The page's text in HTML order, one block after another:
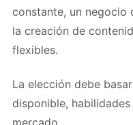
constante, un negocio
la creación de
flexibles.
La elección debe
disponible,
mercado.